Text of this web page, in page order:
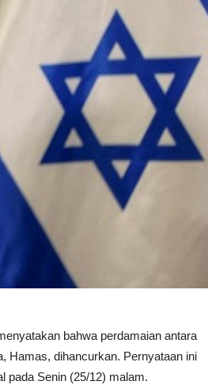
bahwa perdamaian antara
Hamas, dihancurkan. Pernyataan ini
pada Senin (25/12) malam.